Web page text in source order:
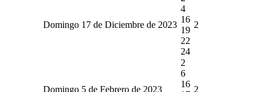
Domingo 17 de Diciembre de 2023
4
16
19
22
24
2
Domingo 5 de Febrero de 2023
2
6
16
2